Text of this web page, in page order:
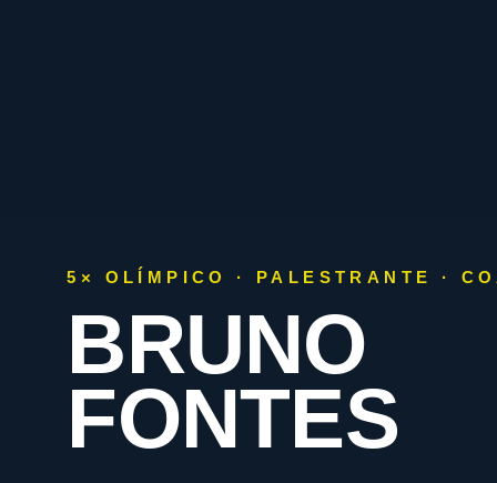
5× OLÍMPICO · PALESTRANTE ·
BRUNO
FONTES